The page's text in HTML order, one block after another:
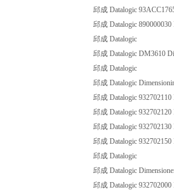
邱成 Datalogic
邱成 Datalogic
邱成 Datalogic
邱成 Datalogic DM3610
邱成 Datalogic
邱成 Datalogic
邱成 Datalogic
邱成 Datalogic
邱成 Datalogic
邱成 Datalogic
邱成 Datalogic
邱成 Datalogic
邱成 Datalogic